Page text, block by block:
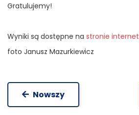
Gratulujemy!
Wyniki są dostępne na stronie
foto Janusz Mazurkiewicz
Nowszy